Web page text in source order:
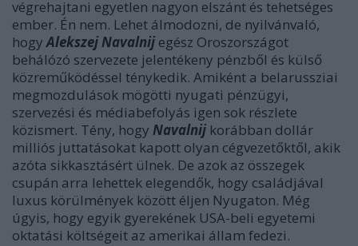
végrehajtani egyetlen nagyon elszánt és tehetséges
ember. Én nem. Lehet álmodozni, de nyilvánvaló,
hogyAlekszej Navalnij egész Oroszországot
behálózó szervezete jelentékeny pénzből és külső
közreműködéssel ténykedik. Amiként a belarussziai
megmozdulások mögötti nyugati pénzügyi,
szervezési és médiabefolyás igen sok részlete
közismert. Tény, hogy Navalnij korábban dollár
milliós juttatásokat kapott olyan cégvezetőktől, akik
azóta sikkasztásért ülnek. De azok az összegek
csupán arra lehettek elegendők, hogy családjával
luxus körülmények között éljen Nyugaton. Még
úgyis, hogy egyik gyerekének USA-beli egyetemi
oktatási költségeit az amerikai állam fedezi.